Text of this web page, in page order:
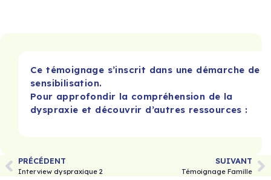
Ce témoignage s’inscrit dans une démarche de
sensibilisation.
Pour approfondir la compréhension de la
dyspraxie et découvrir d’autres ressources :
PRÉCÉDENT
Interview dyspraxique 2
SUIVANT
Témoignage Famille